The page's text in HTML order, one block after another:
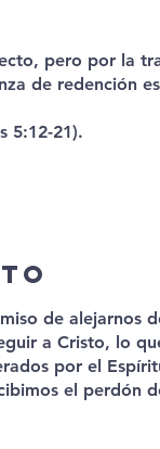
pero por la
de redención
5:12-21).
de alejarnos
a Cristo, lo
por el
el perdón